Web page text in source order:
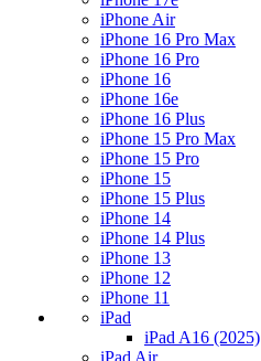
iPhone Air
iPhone 16 Pro Max
iPhone 16 Pro
iPhone 16
iPhone 16e
iPhone 16 Plus
iPhone 15 Pro Max
iPhone 15 Pro
iPhone 15
iPhone 15 Plus
iPhone 14
iPhone 14 Plus
iPhone 13
iPhone 12
iPhone 11
iPad
iPad A16 (2025)